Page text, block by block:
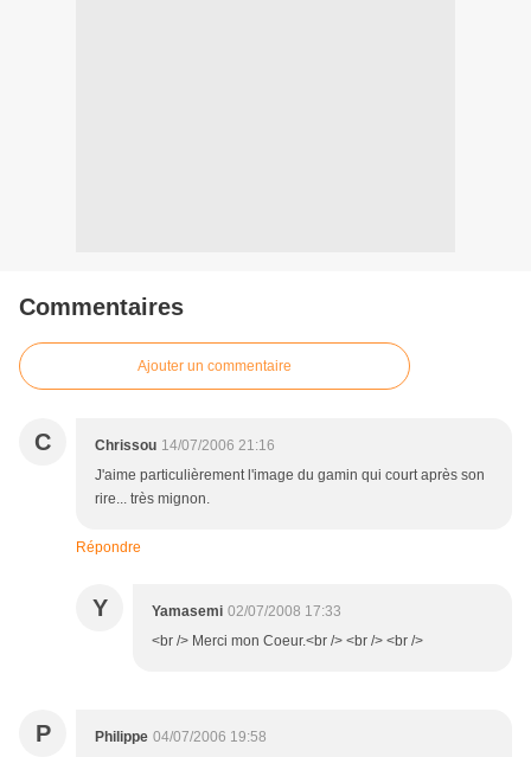
Commentaires
Ajouter un commentaire
C Chrissou 14/07/2006 21:16
J'aime particulièrement l'image du gamin qui court après son
rire... très mignon.
Répondre
Y Yamasemi 02/07/2008 17:33
<br /> Merci mon Coeur.<br /> <br /> <br />
P Philippe 04/07/2006 19:58